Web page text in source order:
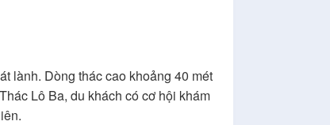
lành. Dòng thác cao khoảng 40 mét
Lô Ba, du khách có cơ hội khám